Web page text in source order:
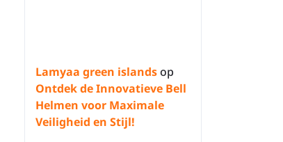
Lamyaa green islandsop
Ontdek de Innovatieve Bell
Helmen voor Maximale
Veiligheid en Stijl!